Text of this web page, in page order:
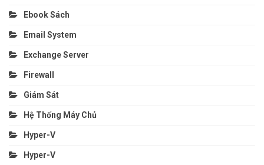
Ebook Sách
Email System
Exchange Server
Firewall
Giám Sát
Hệ Thống Máy Chủ
Hyper-V
Hyper-V